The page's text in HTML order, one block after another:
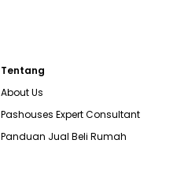
Tentang
About Us
Pashouses Expert Consultant
Panduan Jual Beli Rumah